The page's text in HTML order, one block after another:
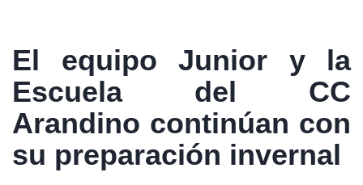
El equipo Junior y la
Escuela del CC
Arandino continúan con
su preparación invernal